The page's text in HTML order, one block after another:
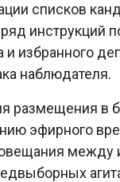
списков
избранного
наблюдателя.
размещения в
эфирного
между